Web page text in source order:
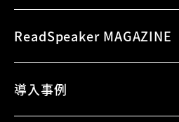
speechMaker Cloud
speechEngine SDK Embedded
speechServer
ReadSpeaker MAGAZINE
導入事例